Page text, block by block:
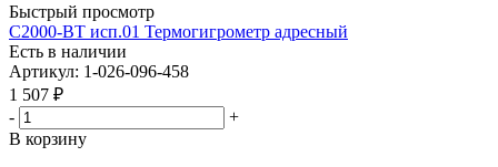
Быстрый просмотр
С2000-ВТ исп.01 Термогигрометр адресный
Есть в наличии
Артикул: 1-026-096-458
1 507 ₽
-
+
В корзину